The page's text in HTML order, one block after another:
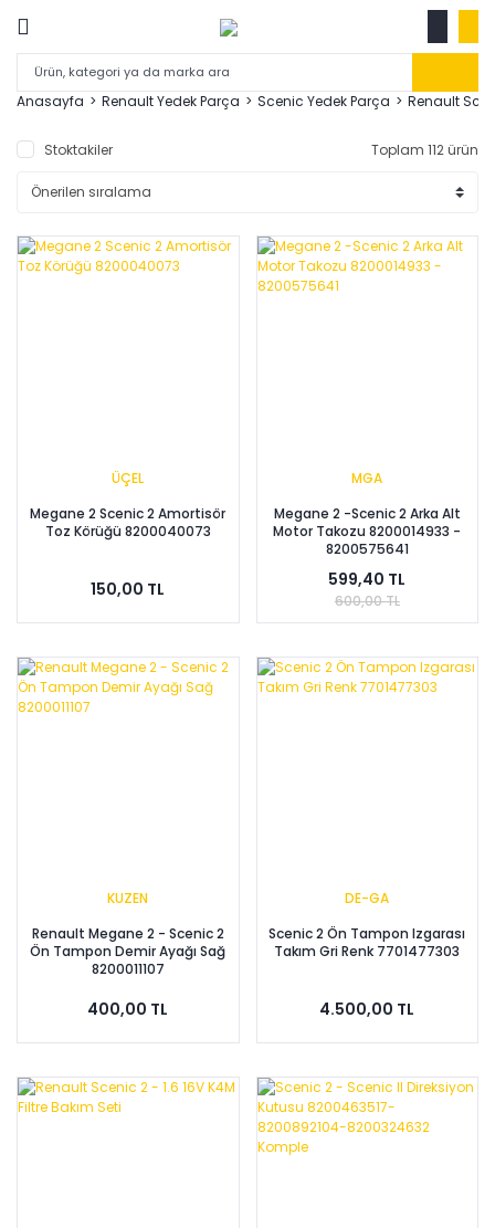
Anasayfa Renault Yedek Parça Scenic Yedek Parça Renault
Stoktakiler Toplam 112 ürün
ÜÇEL
Megane 2 Scenic 2 Amortisör
Toz Körüğü 8200040073
150,00 TL
MGA
Megane 2 -Scenic 2 Arka Alt
Motor Takozu 8200014933 -
8200575641
599,40 TL
600,00 TL
KUZEN
Renault Megane 2 - Scenic 2
Ön Tampon Demir Ayağı Sağ
8200011107
400,00 TL
DE-GA
Scenic 2 Ön Tampon Izgarası
Takım Gri Renk 7701477303
4.500,00 TL